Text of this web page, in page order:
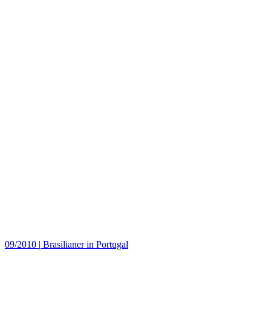
09/2010 | Brasilianer in Portugal